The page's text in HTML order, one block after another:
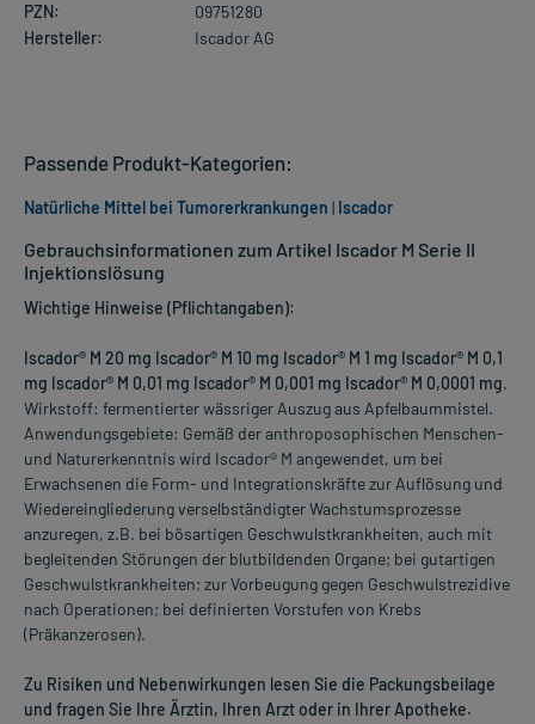
PZN:
09751280
Hersteller:
Iscador AG
Gebrauchsinformationen zum Artikel Iscador M Serie II
Injektionslösung
Wichtige Hinweise (Pflichtangaben):
Iscador® M 20 mg Iscador® M 10 mg Iscador® M 1 mg Iscador® M 0,1
mg Iscador® M 0,01 mg Iscador® M 0,001 mg Iscador® M 0,0001 mg.
Wirkstoff: fermentierter wässriger Auszug aus Apfelbaummistel.
Anwendungsgebiete: Gemäß der anthroposophischen Menschen-
und Naturerkenntnis wird Iscador® M angewendet, um bei
Erwachsenen die Form- und Integrationskräfte zur Auflösung und
Wiedereingliederung verselbständigter Wachstumsprozesse
anzuregen, z.B. bei bösartigen Geschwulstkrankheiten, auch mit
begleitenden Störungen der blutbildenden Organe; bei gutartigen
Geschwulstkrankheiten; zur Vorbeugung gegen Geschwulstrezidive
nach Operationen; bei definierten Vorstufen von Krebs
(Präkanzerosen).
Zu Risiken und Nebenwirkungen lesen Sie die Packungsbeilage
und fragen Sie Ihre Ärztin, Ihren Arzt oder in Ihrer Apotheke.
Passende Produkt-Kategorien:
Natürliche Mittel bei Tumorerkrankungen | Iscador